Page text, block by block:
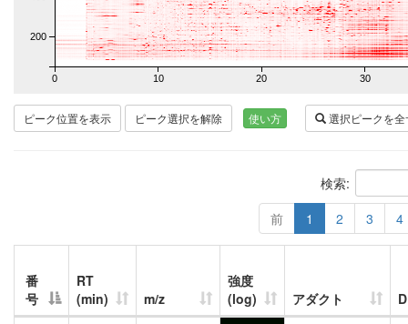
0 10 20 30
200
ピーク位置を表示 ピーク選択を解除 使い方 選択ピークを
検索:
前
1 2 3 4
番
号
RT
(min)
m/z
強度
(log)
アダクト